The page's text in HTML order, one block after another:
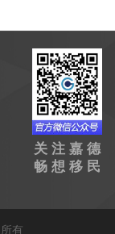
关 注 嘉 德
畅 想 移 民
有